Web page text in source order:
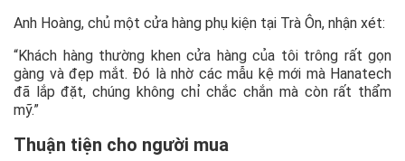
Anh Hoàng, chủ một cửa hàng phụ kiện tại Trà Ôn, nhận xét:
“Khách hàng thường khen cửa hàng của tôi trông rất gọn
gàng và đẹp mắt. Đó là nhờ các mẫu kệ mới mà Hanatech
đã lắp đặt, chúng không chỉ chắc chắn mà còn rất thẩm
mỹ.”
Thuận tiện cho người mua